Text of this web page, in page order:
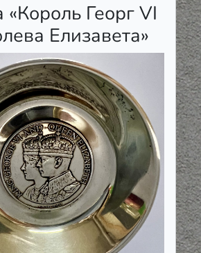
Георг VI
Елизавета»